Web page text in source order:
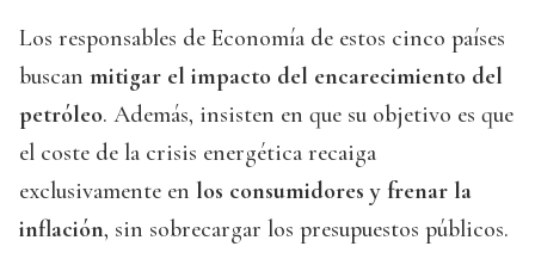
Los responsables de Economía de estos cinco países
buscan mitigar el impacto del encarecimiento del
petróleo. Además, insisten en que su objetivo es que
el coste de la crisis energética recaiga
exclusivamente en los consumidores y frenar la
inflación, sin sobrecargar los presupuestos públicos.